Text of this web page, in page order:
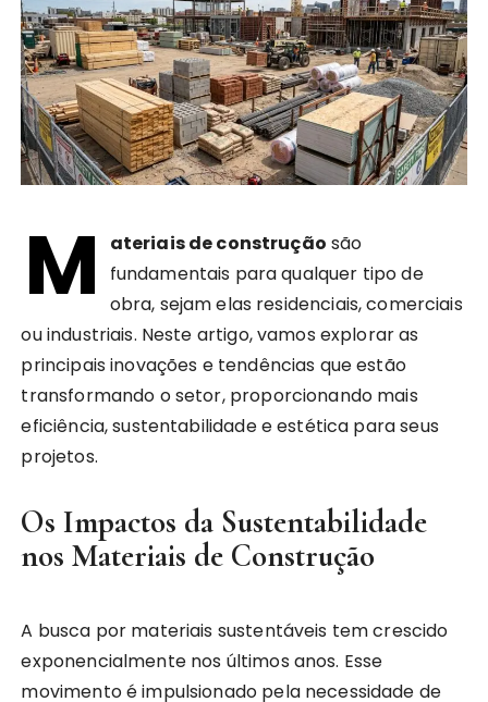
M ateriais de construção são
fundamentais para qualquer tipo de
obra, sejam elas residenciais, comerciais
ou industriais. Neste artigo, vamos explorar as
principais inovações e tendências que estão
transformando o setor, proporcionando mais
eficiência, sustentabilidade e estética para seus
projetos.
Os Impactos da Sustentabilidade
nos Materiais de Construção
A busca por materiais sustentáveis tem crescido
exponencialmente nos últimos anos. Esse
movimento é impulsionado pela necessidade de